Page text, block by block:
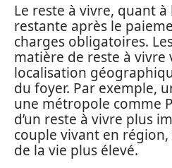
Le reste à vivre, quant
restante après le
charges obligatoires.
matière de reste à vivre
localisation
du foyer. Par exemple,
une métropole comme
d’un reste à vivre plus
couple vivant en
de la vie plus élevé.